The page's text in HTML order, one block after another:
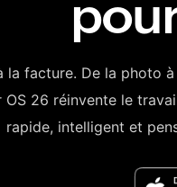
la facture. De la photo
OS 26 réinvente le
rapide, intelligent et